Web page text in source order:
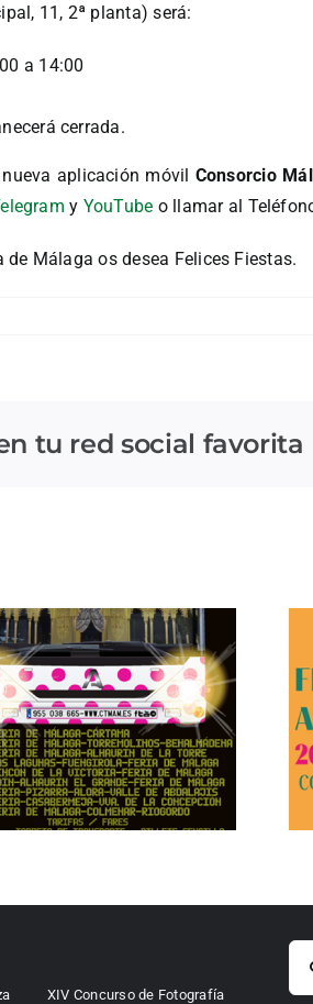
11, 2ª planta) será:
a 14:00
cerrada.
aplicación móvil Consorcio
y YouTube o llamar al
Málaga os desea Felices Fiestas.
tu red social favorita
XIV Concurso de Fotografía